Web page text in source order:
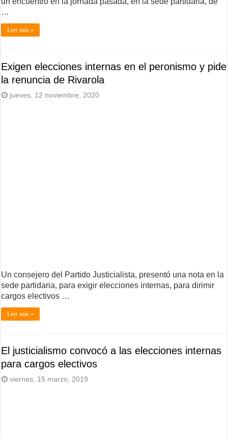
…
Leer más »
Exigen elecciones internas en el peronismo y pide
la renuncia de Rivarola
jueves, 12 noviembre, 2020
Un consejero del Partido Justicialista, presentó una nota en la
sede partidaria, para exigir elecciones internas, para dirimir
cargos electivos …
Leer más »
El justicialismo convocó a las elecciones internas
para cargos electivos
viernes, 15 marzo, 2019